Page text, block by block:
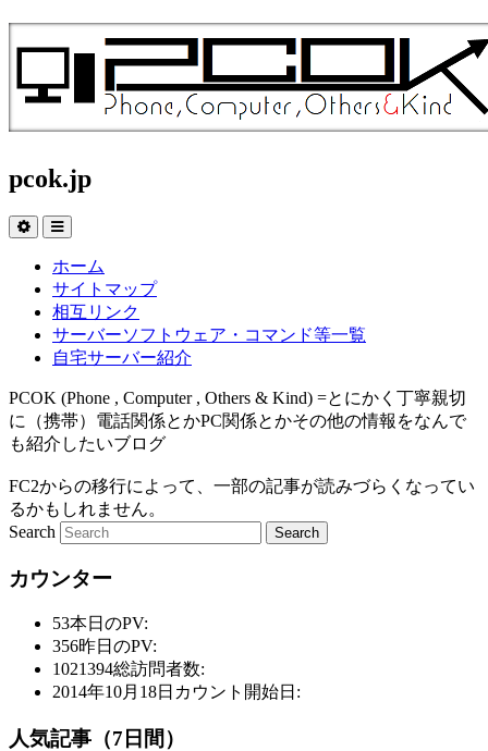
pcok.jp
ホーム
サイトマップ
相互リンク
サーバーソフトウェア・コマンド等一覧
自宅サーバー紹介
PCOK (Phone , Computer , Others & Kind) =とにかく丁寧親切
に（携帯）電話関係とかPC関係とかその他の情報をなんで
も紹介したいブログ
FC2からの移行によって、一部の記事が読みづらくなってい
るかもしれません。
Search
カウンター
53本日のPV:
356昨日のPV:
1021394総訪問者数:
2014年10月18日 カウント開始日:
人気記事（7日間）